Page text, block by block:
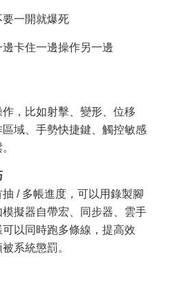
一開就爆死
卡住一邊操作另一邊
，比如射擊、變形、位移
域、手勢快捷鍵、觸控敏感
/ 多帳進度，可以用錄製腳
擬器自帶宏、同步器、雲手
以同時跑多條線，提高效
系統懲罰。